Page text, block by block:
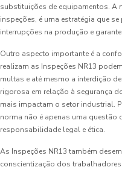
substituições de equipamentos. A
inspeções, é uma estratégia que
interrupções na produção e
Outro aspecto importante é a
realizam as Inspeções NR13
multas e até mesmo a interdição
rigorosa em relação à segurança
mais impactam o setor industrial.
norma não é apenas uma questão
responsabilidade legal e ética.
As Inspeções NR13 também
conscientização dos